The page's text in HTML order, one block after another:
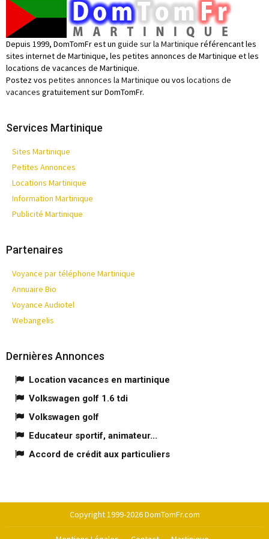
Depuis 1999, DomTomFr est un guide sur la Martinique référencant les
sites internet de Martinique, les petites annonces de Martinique et les
locations de vacances de Martinique.
Postez vos petites annonces la Martinique ou vos locations de
vacances gratuitement sur DomTomFr.
Services Martinique
Sites Martinique
Petites Annonces
Locations Martinique
Information Martinique
Publicité Martinique
Partenaires
Voyance par téléphone Martinique
Annuaire Bio
Voyance Audiotel
Webangelis
Dernières Annonces
Location vacances en martinique
Volkswagen golf 1.6 tdi
Volkswagen golf
Educateur sportif, animateur...
Accord de crédit aux particuliers
Copyright 1999-2026 DomTomFr.com